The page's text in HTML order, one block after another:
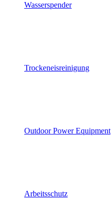
Wasserspender
Trockeneisreinigung
Outdoor Power Equipment
Arbeitsschutz